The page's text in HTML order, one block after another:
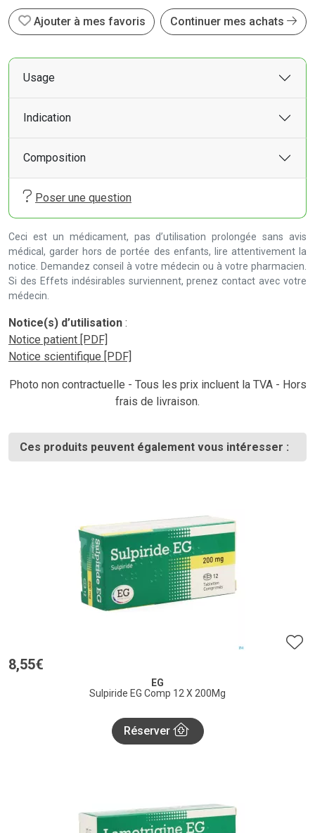
Ajouter à mes favoris Continuer mes achats
Usage
Indication
Composition
Poser une question
Ceci est un médicament, pas d’utilisation prolongée sans avis
médical, garder hors de portée des enfants, lire attentivement la
notice. Demandez conseil à votre médecin ou à votre pharmacien.
Si des Effets indésirables surviennent, prenez contact avec votre
médecin.
Notice(s) d’utilisation :
Notice patient [PDF]
Notice scientifique [PDF]
Photo non contractuelle - Tous les prix incluent la TVA - Hors
frais de livraison.
Ces produits peuvent également vous intéresser :
8,55€
EG
Sulpiride EG Comp 12 X 200Mg
Réserver